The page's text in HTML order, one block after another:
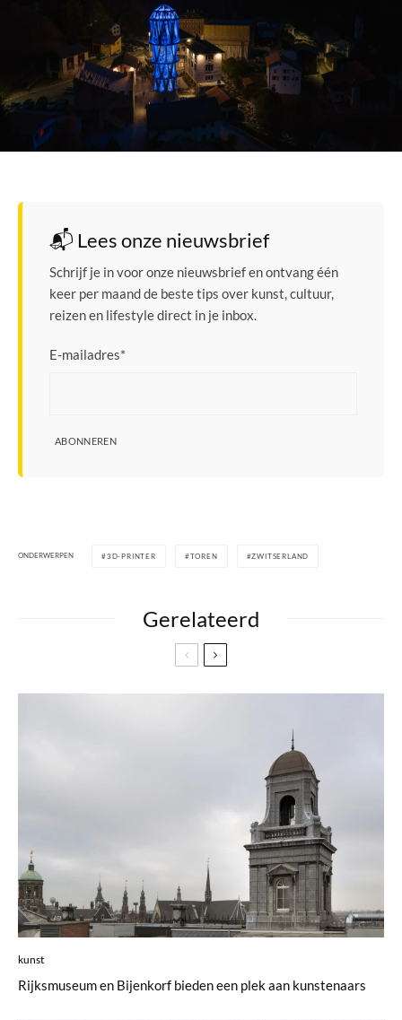
📬 Lees onze nieuwsbrief
Schrijf je in voor onze nieuwsbrief en ontvang één
keer per maand de beste tips over kunst, cultuur,
reizen en lifestyle direct in je inbox.
E-mailadres*
ABONNEREN
ONDERWERPEN 3D-PRINTER TOREN ZWITSERLAND
Gerelateerd
kunst
Rijksmuseum en Bijenkorf bieden een plek aan kunstenaars